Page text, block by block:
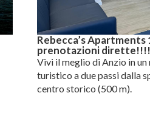
Rebecca’s Apartments
prenotazioni dirette!!!!
Vivi il meglio di Anzio in
turistico a due passi dalla
centro storico (500 m).